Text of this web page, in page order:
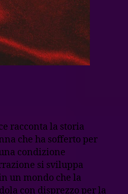
racconta la storia
che ha sofferto per
condizione
si sviluppa
un mondo che la
con disprezzo per la